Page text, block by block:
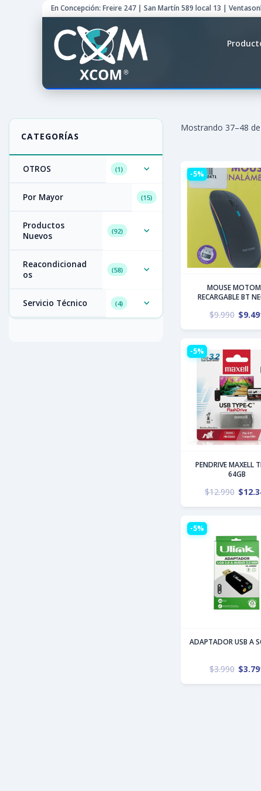
En Concepción: Freire 247 | San Martín 589 local 13 |
Mostrando 37–48
-5%
MOUSE
RECARGABLE BT
$9.990 $
-5%
PENDRIVE MAXELL
64GB
$12.990 $
-5%
ADAPTADOR USB A
$3.990 $
OTROS 1
Por Mayor 15
Productos
Nuevos
92
Reacondicionad
Os
58
Servicio Técnico 4